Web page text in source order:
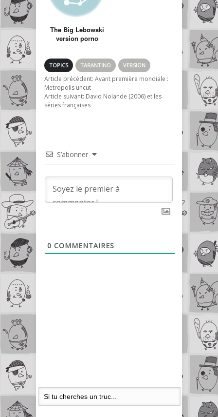
The Big Lebowski
version porno
TOPICS TARANTINO VERSION
Article précédent: Avant première mondiale :
Metropolis uncut
Article suivant: David Nolande (2006) et les
séries françaises
S’abonner
0 COMMENTAIRES